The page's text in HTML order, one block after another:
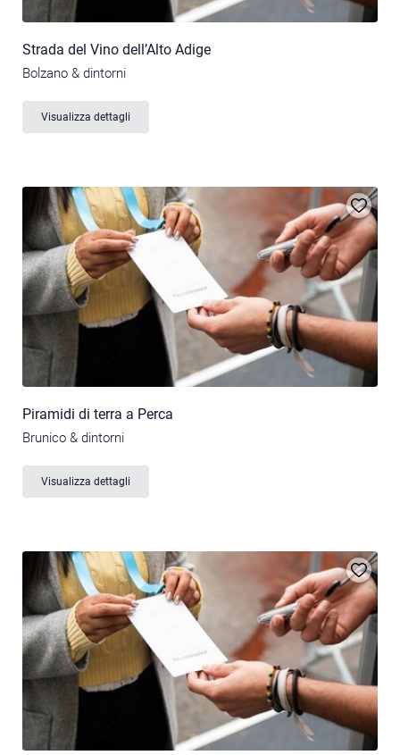
Strada del Vino dell’Alto Adige
Bolzano & dintorni
Visualizza dettagli
Piramidi di terra a Perca
Brunico & dintorni
Visualizza dettagli